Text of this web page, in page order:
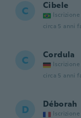
C Cibele
Iscrizione
circa 5 anni
C Cordula
Iscrizione
circa 5 anni
D Déborah
Iscrizione